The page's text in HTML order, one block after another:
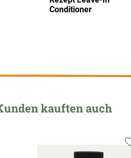
Conditioner
kauften auch